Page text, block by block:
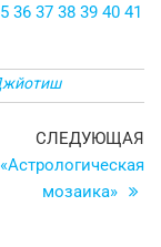
36 37 38 39 40 41
СЛЕДУЮЩАЯ
мозаика»